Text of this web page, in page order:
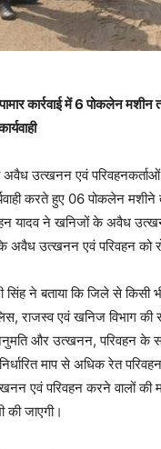
कार्रवाई में 6 पोकलेन
उत्खनन एवं परिवहनकर्ताओं के
करते हुए 06 पोकलेन
यादव ने खनिजों के अवैध
उत्खनन एवं परिवहन को
ने बताया कि जिले से किसी
राजस्व एवं खनिज विभाग की
और उत्खनन, परिवहन के
माप से अधिक रेत
एवं परिवहन करने वालों की
की जाएगी।